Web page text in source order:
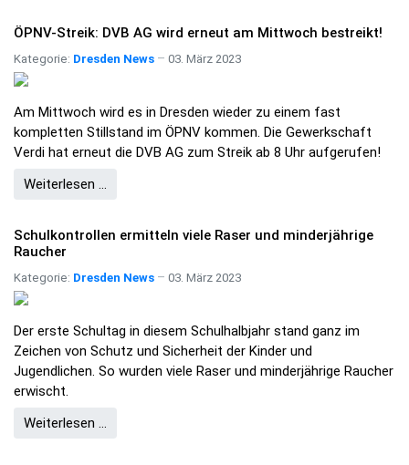
ÖPNV-Streik: DVB AG wird erneut am Mittwoch bestreikt!
Kategorie: Dresden News 03. März 2023
Am Mittwoch wird es in Dresden wieder zu einem fast
kompletten Stillstand im ÖPNV kommen. Die Gewerkschaft
Verdi hat erneut die DVB AG zum Streik ab 8 Uhr aufgerufen!
Weiterlesen …
Schulkontrollen ermitteln viele Raser und minderjährige
Raucher
Kategorie: Dresden News 03. März 2023
Der erste Schultag in diesem Schulhalbjahr stand ganz im
Zeichen von Schutz und Sicherheit der Kinder und
Jugendlichen. So wurden viele Raser und minderjährige Raucher
erwischt.
Weiterlesen …